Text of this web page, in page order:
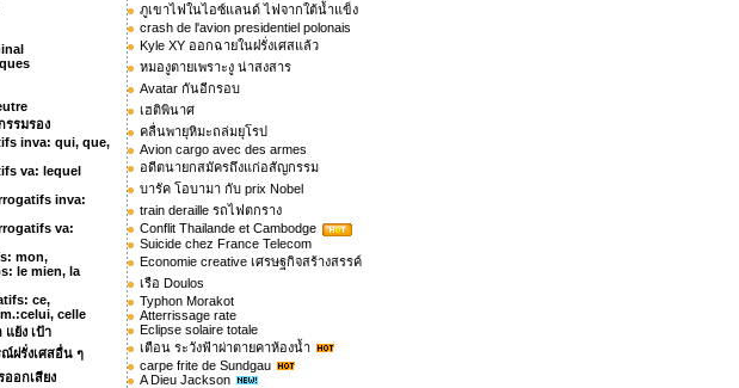
รรมรอง
inva: qui, que,
va: lequel
inva:
va:
mon,
le mien, la
ce,
celle
แย้ง เป้า
ณ์ฝรั่งเศสอื่น ๆ
อกเสียง
ภูเขาไฟในไอซ์แลนด์ ไฟจากใต้น้ำแข็ง
crash de l'avion presidentiel polonais
Kyle XY ออกฉายในฝรั่งเศสแล้ว
หมองูตายเพราะงู น่าสงสาร
Avatar กันอีกรอบ
เฮติพินาศ
คลื่นพายุหิมะถล่มยุโรป
Avion cargo avec des armes
อดีตนายกสมัครถึงแก่อสัญกรรม
บารัค โอบามา กับ prix Nobel
train deraille รถไฟตกราง
Conflit Thailande et Cambodge
Suicide chez France Telecom
Economie creative เศรษฐกิจสร้างสรรค์
เรือ Doulos
Typhon Morakot
Atterrissage rate
Eclipse solaire totale
เตือน ระวังฟ้าผ่าตายคาห้องน้ำ
carpe frite de Sundgau
A Dieu Jackson